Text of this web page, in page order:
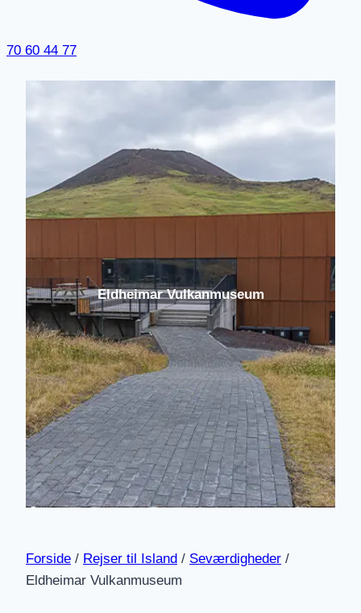
70 60 44 77
Eldheimar Vulkanmuseum
Forside / Rejser til Island / Seværdigheder /
Eldheimar Vulkanmuseum